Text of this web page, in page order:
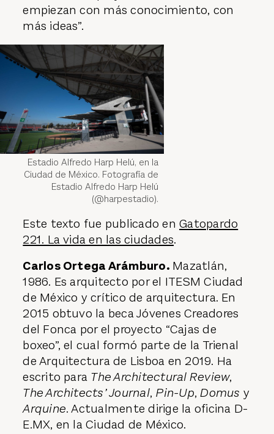
empiezan con más conocimiento, con
más ideas”.
Estadio Alfredo Harp Helú, en la
Ciudad de México. Fotografía de
Estadio Alfredo Harp Helú
(@harpestadio).
Este texto fue publicado enGatopardo
221. La vida en las ciudades.
Carlos Ortega Arámburo. Mazatlán,
1986. Es arquitecto por el ITESM Ciudad
de México y crítico de arquitectura. En
2015 obtuvo la beca Jóvenes Creadores
del Fonca por el proyecto “Cajas de
boxeo”, el cual formó parte de la Trienal
de Arquitectura de Lisboa en 2019. Ha
escrito para The Architectural Review,
The Architects’ Journal, Pin-Up,Domus y
Arquine. Actualmente dirige la oficina D-
E.MX, en la Ciudad de México.